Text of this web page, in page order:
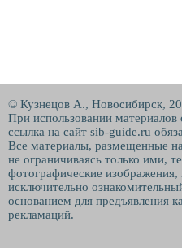
© Кузнецов А., Новосибирск,
При использовании материалов
ссылка на сайт sib-guide.ru
Все материалы, размещенные
не ограничиваясь только ими,
фотографические
исключительно
основанием для предъявления
рекламаций.